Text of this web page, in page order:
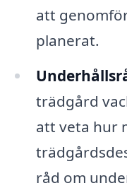
att
planerat.
trädgård
att veta hur
råd om